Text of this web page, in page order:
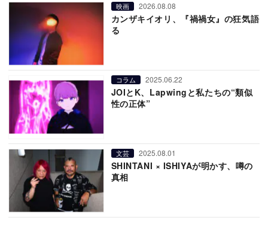
映画 2026.08.08
カンザキイオリ、『禍禍女』の狂気語
る
コラム 2025.06.22
JOIとK、Lapwingと私たちの“類似
性の正体”
文芸 2025.08.01
SHINTANI × ISHIYAが明かす、噂の
真相